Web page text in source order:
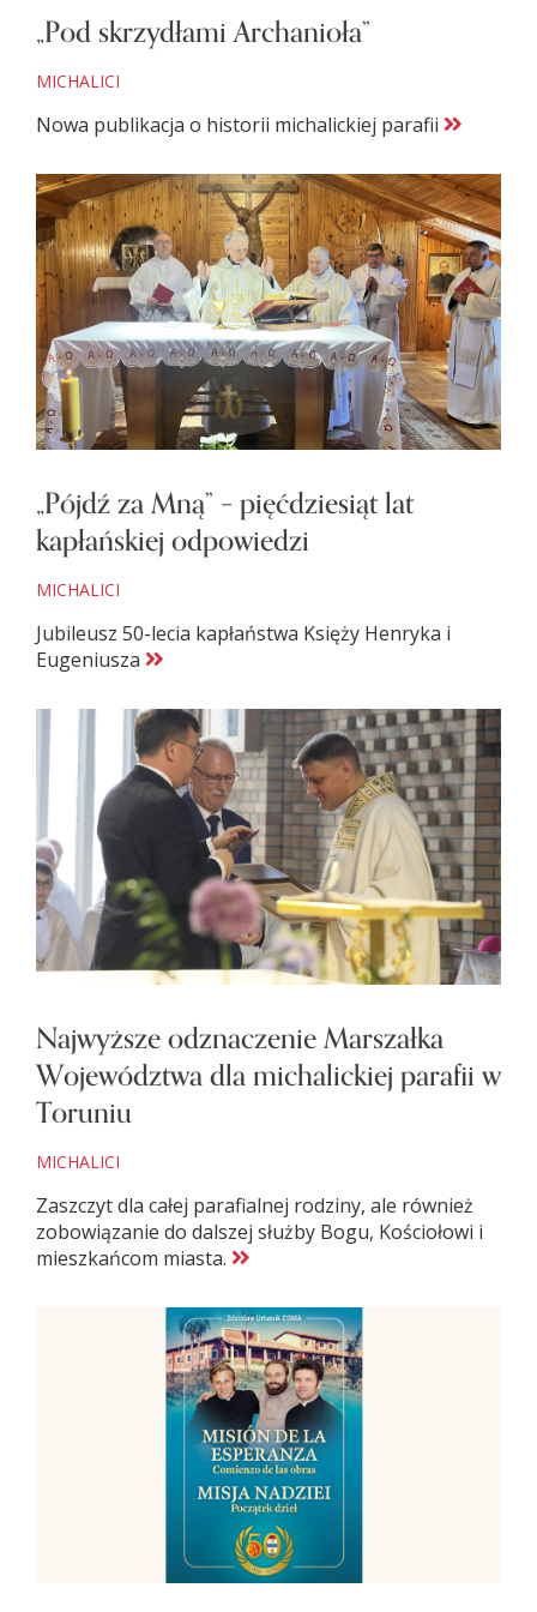
„Pod skrzydłami Archanioła”
MICHALICI
Nowa publikacja o historii michalickiej parafii
„Pójdź za Mną” – pięćdziesiąt lat
kapłańskiej odpowiedzi
MICHALICI
Jubileusz 50-lecia kapłaństwa Księży Henryka i
Eugeniusza
Najwyższe odznaczenie Marszałka
Województwa dla michalickiej parafii w
Toruniu
MICHALICI
Zaszczyt dla całej parafialnej rodziny, ale również
zobowiązanie do dalszej służby Bogu, Kościołowi i
mieszkańcom miasta.